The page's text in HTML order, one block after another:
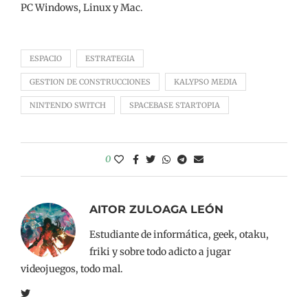
PC Windows, Linux y Mac.
ESPACIO ESTRATEGIA
GESTION DE CONSTRUCCIONES KALYPSO MEDIA
NINTENDO SWITCH SPACEBASE STARTOPIA
0
AITOR ZULOAGA LEÓN
Estudiante de informática, geek, otaku,
friki y sobre todo adicto a jugar
videojuegos, todo mal.